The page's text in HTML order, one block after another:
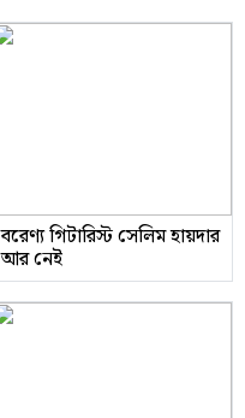
বরেণ্য গিটারিস্ট সেলিম হায়দার
আর নেই